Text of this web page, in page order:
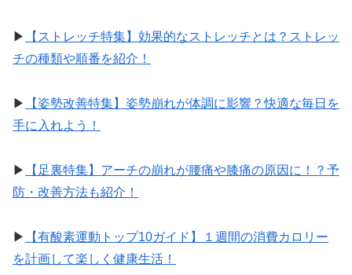
▶︎
【ストレッチ特集】効果的なストレッチとは？ストレッ
チの種類や順番を紹介！
▶︎
【姿勢改善特集】姿勢崩れが体調に影響？快適な毎日を
手に入れよう！
▶︎
【足裏特集】アーチの崩れが腰痛や膝痛の原因に！？予
防・改善方法も紹介！
▶︎
【有酸素運動トップ10ガイド】１週間の消費カロリー
を計画して楽しく健康生活！